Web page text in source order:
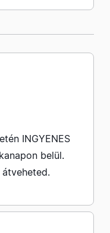
INGYENES
belül.
átveheted.